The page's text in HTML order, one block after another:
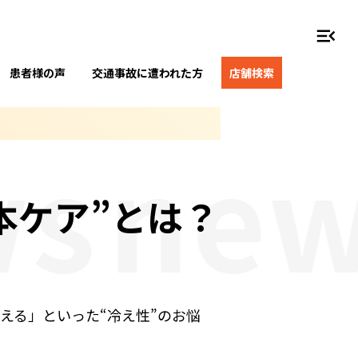
患者様の声 交通事故に遭われた方 店舗検索
menu_open
ア”とは？
る」といった“冷え性”のお悩